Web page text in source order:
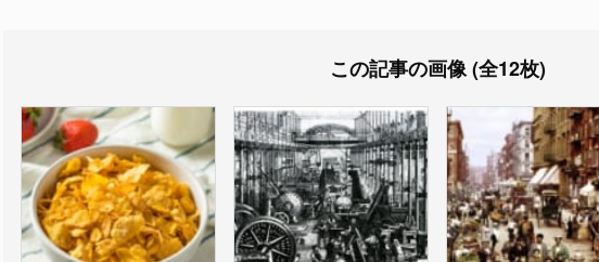
この記事の画像 (全12枚)